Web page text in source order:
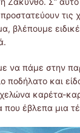
τις
βλέπουμε
να πάμε στην
ποδήλατο και
καρέτα-
έβλεπα μια